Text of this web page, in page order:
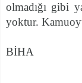
olmadığı gibi
yoktur.
BİHA